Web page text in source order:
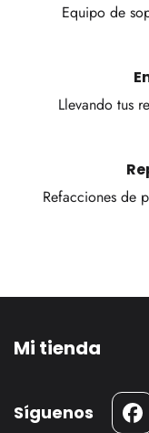
Equipo de
Llevando tus
Refacciones de
Mi tienda
Síguenos